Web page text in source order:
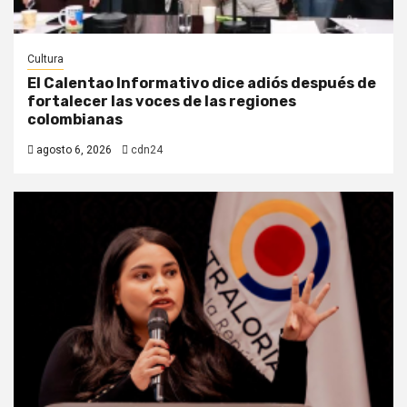
Cultura
El Calentao Informativo dice adiós después de
fortalecer las voces de las regiones
colombianas
agosto 6, 2026 cdn24